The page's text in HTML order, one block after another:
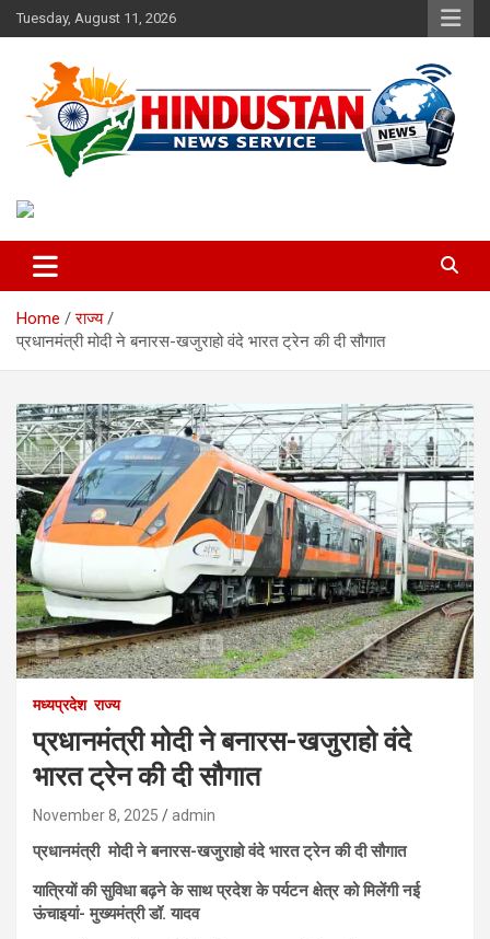
Skip
to
Tuesday, August 11, 2026
Hindustan News Service
Home
राज्य
प्रधानमंत्री मोदी ने बनारस-खजुराहो वंदे भारत ट्रेन की दी सौगात
मध्यप्रदेश राज्य
प्रधानमंत्री मोदी ने बनारस-खजुराहो वंदे
भारत ट्रेन की दी सौगात
November 8, 2025 admin
प्रधानमंत्री मोदी ने बनारस-खजुराहो वंदे भारत ट्रेन की दी सौगात
यात्रियों की सुविधा बढ़ने के साथ प्रदेश के पर्यटन क्षेत्र को मिलेंगी नई
ऊंचाइयां- मुख्यमंत्री डॉ. यादव